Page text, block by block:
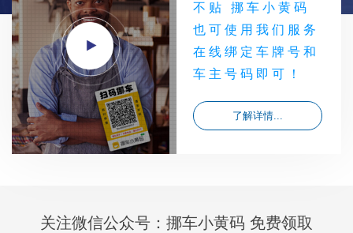
不贴 挪车小黄码
也可使用我们服务
在线绑定车牌号和
车主号码即可！
了解详情...
关注微信公众号：挪车小黄码 免费领取